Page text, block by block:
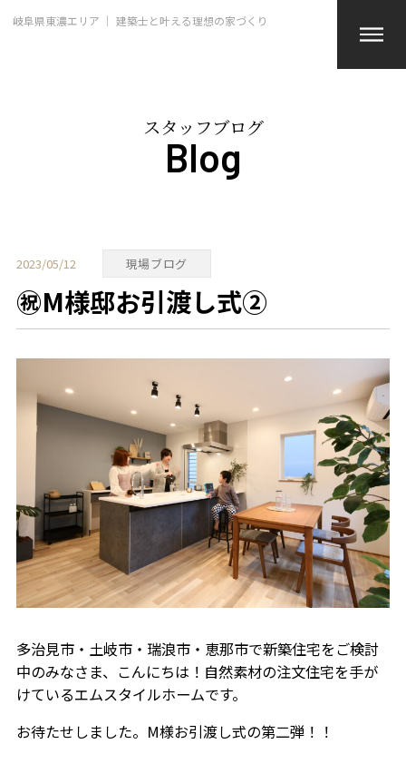
岐阜県東濃エリア ｜ 建築士と叶える理想の家づくり
Blog
スタッフブログ
2023/05/12 現場ブログ
㊗M様邸お引渡し式②
多治見市・土岐市・瑞浪市・恵那市で新築住宅をご検討
中のみなさま、こんにちは！自然素材の注文住宅を手が
けているエムスタイルホームです。
お待たせしました。M様お引渡し式の第二弾！！